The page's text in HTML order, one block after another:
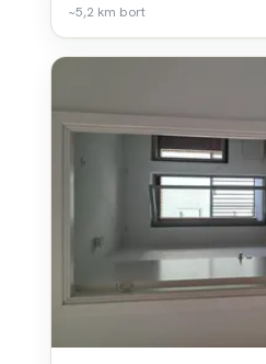
~5,2 km bort